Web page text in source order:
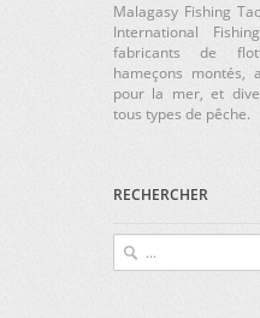
Malagasy Fishing
International
fabricants de
hameçons montés,
pour la mer, et
tous types de pêche.
RECHERCHER